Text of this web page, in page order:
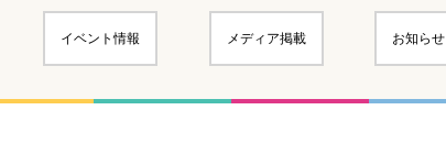
イベント情報 メディア掲載 お知らせ